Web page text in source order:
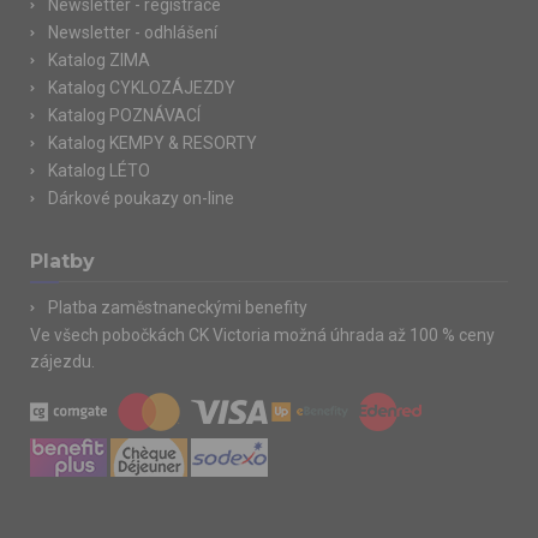
Newsletter - registrace
Newsletter - odhlášení
Katalog ZIMA
Katalog CYKLOZÁJEZDY
Katalog POZNÁVACÍ
Katalog KEMPY & RESORTY
Katalog LÉTO
Dárkové poukazy on-line
Platby
Platba zaměstnaneckými benefity
Ve všech pobočkách CK Victoria možná úhrada až 100 % ceny
zájezdu.